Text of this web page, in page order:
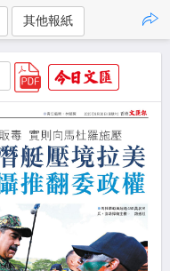
其他報紙